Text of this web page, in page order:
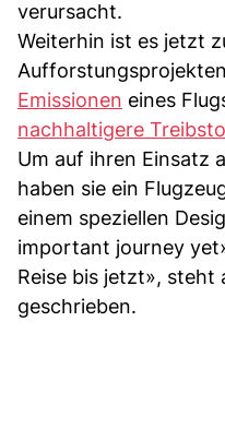
verursacht.
Weiterhin ist es jetzt
Emissionen eines
nachhaltigere
Um auf ihren Einsatz
haben sie ein
einem speziellen
important journey
Reise bis jetzt», steht
geschrieben.